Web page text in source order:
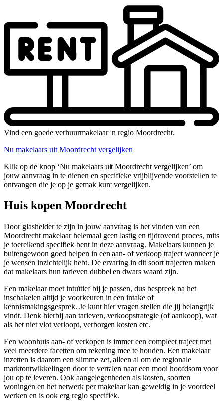
Vind een goede verhuurmakelaar in regio Moordrecht.
Nu makelaars uit Moordrecht vergelijken
Klik op de knop ‘Nu makelaars uit Moordrecht vergelijken’ om
jouw aanvraag in te dienen en specifieke vrijblijvende voorstellen te
ontvangen die je op je gemak kunt vergelijken.
Huis kopen Moordrecht
Door glashelder te zijn in jouw aanvraag is het vinden van een
Moordrecht makelaar helemaal geen lastig en tijdrovend proces, mits
je toereikend specifiek bent in deze aanvraag. Makelaars kunnen je
buitengewoon goed helpen in een aan- of verkoop traject wanneer je
je wensen inzichtelijk hebt. De ervaring in dit soort trajecten maken
dat makelaars hun tarieven dubbel en dwars waard zijn.
Een makelaar moet intuïtief bij je passen, dus bespreek na het
inschakelen altijd je voorkeuren in een intake of
kennismakingsgesprek. Je kunt hier vragen stellen die jij belangrijk
vindt. Denk hierbij aan tarieven, verkoopstrategie (of aankoop), wat
als het niet vlot verloopt, verborgen kosten etc.
Een woonhuis aan- of verkopen is immer een compleet traject met
veel meerdere facetten om rekening mee te houden. Een makelaar
inzetten is daarom een slimme zet, alleen al om de regionale
marktontwikkelingen door te vertalen naar een mooi hoofdsom voor
jou op te leveren. Ook aangelegenheden als kosten, soorten
woningen en het netwerk per makelaar kan geweldig in je voordeel
werken en is ook erg regio specifiek.